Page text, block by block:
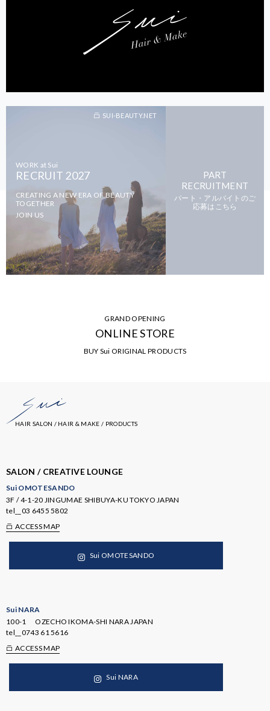
WORK at Sui
RECRUIT 2027
CREATING A NEW ERA OF BEAUTY
TOGETHER
JOIN US
SUI-BEAUTY.NET
PART
RECRUITMENT
パート・アルバイトのご
応募はこちら
GRAND OPENING
ONLINE STORE
BUY Sui ORIGINAL PRODUCTS
HAIR SALON / HAIR & MAKE / PRODUCTS
SALON / CREATIVE LOUNGE
Sui OMOTESANDO
3F / 4-1-20 JINGUMAE SHIBUYA-KU TOKYO JAPAN
tel__ 03 6455 5802
ACCESS MAP
Sui OMOTESANDO
Sui NARA
100-1 OZECHO IKOMA-SHI NARA JAPAN
tel__ 0743 61 5616
ACCESS MAP
Sui NARA